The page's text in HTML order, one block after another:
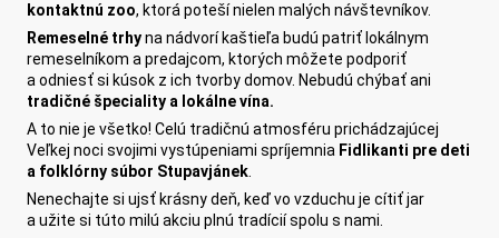
kontaktnú zoo, ktorá poteší nielen malých návštevníkov.
Remeselné trhyna nádvorí kaštieľa budú patriť lokálnym
remeselníkom a predajcom, ktorých môžete podporiť
a odniesť si kúsok z ich tvorby domov. Nebudú chýbať ani
tradičné špeciality a lokálne vína.
A to nie je všetko! Celú tradičnú atmosféru prichádzajúcej
Veľkej noci svojimi vystúpeniami spríjemnia Fidlikanti pre deti
a folklórny súbor Stupavjánek.
Nenechajte si ujsť krásny deň, keď vo vzduchu je cítiť jar
a užite si túto milú akciu plnú tradícií spolu s nami.